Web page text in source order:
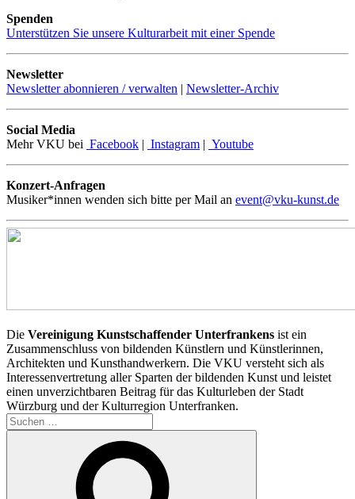
Spenden
Unterstützen Sie unsere Kulturarbeit mit einer Spende
Newsletter
Newsletter abonnieren / verwalten | Newsletter-Archiv
Social Media
Mehr VKU bei Facebook | Instagram | Youtube
Konzert-Anfragen
Musiker*innen wenden sich bitte per Mail an event@vku-kunst.de
Die Vereinigung Kunstschaffender Unterfrankens ist ein
Zusammenschluss von bildenden Künstlern und Künstlerinnen,
Architekten und Kunsthandwerkern. Die VKU versteht sich als
Interessenvertretung aller Sparten der bildenden Kunst und leistet
einen unverzichtbaren Beitrag für das Kulturleben der Stadt
Würzburg und der Kulturregion Unterfranken.
Suchen
nach: